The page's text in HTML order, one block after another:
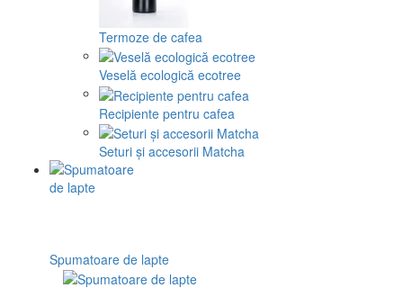
Termoze de cafea
Veselă ecologică ecotree
Recipiente pentru cafea
Seturi și accesorii Matcha
Spumatoare de lapte